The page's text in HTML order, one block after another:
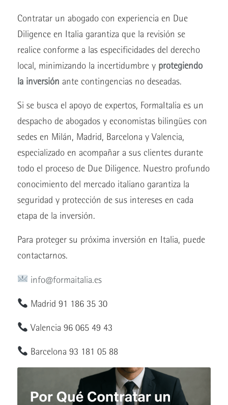
Contratar un abogado con experiencia en Due
Diligence en Italia garantiza que la revisión se
realice conforme a las especificidades del derecho
local, minimizando la incertidumbre y protegiendo
la inversión ante contingencias no deseadas.
Si se busca el apoyo de expertos, FormaItalia es un
despacho de abogados y economistas bilingües con
sedes en Milán, Madrid, Barcelona y Valencia,
especializado en acompañar a sus clientes durante
todo el proceso de Due Diligence. Nuestro profundo
conocimiento del mercado italiano garantiza la
seguridad y protección de sus intereses en cada
etapa de la inversión.
Para proteger su próxima inversión en Italia, puede
contactarnos.
info@formaitalia.es
Madrid 91 186 35 30
Valencia 96 065 49 43
Barcelona 93 181 05 88